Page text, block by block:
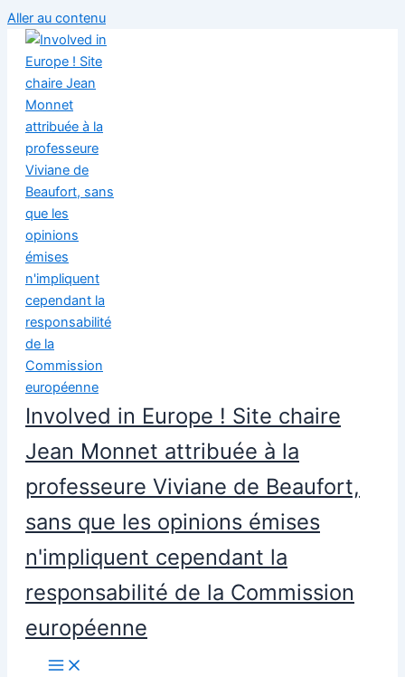
Aller au contenu
Involved in Europe ! Site chaire
Jean Monnet attribuée à la
professeure Viviane de Beaufort,
sans que les opinions émises
n'impliquent cependant la
responsabilité de la Commission
européenne